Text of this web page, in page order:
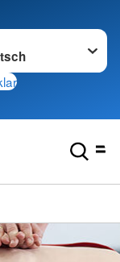
wechseln zu